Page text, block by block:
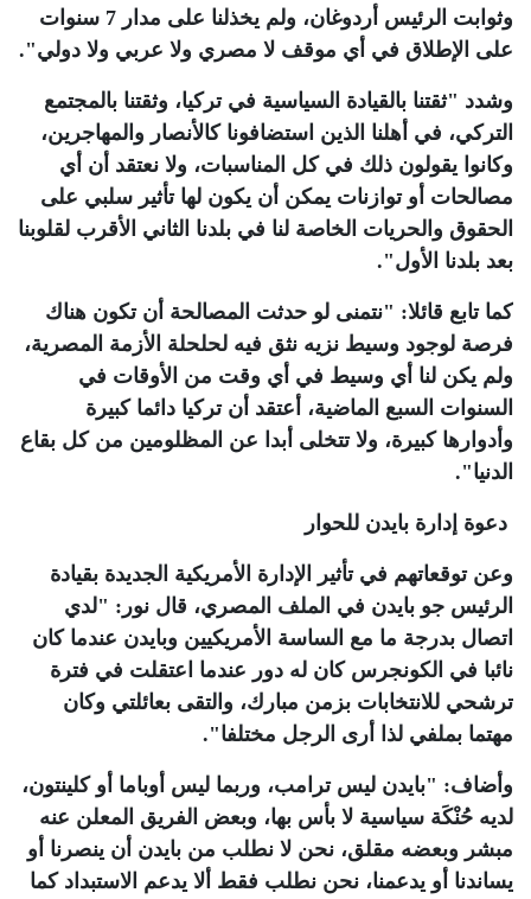
وثوابت الرئيس أردوغان، ولم يخذلنا على مدار 7 سنوات
على الإطلاق في أي موقف لا مصري ولا عربي ولا دولي".
وشدد "ثقتنا بالقيادة السياسية في تركيا، وثقتنا بالمجتمع
التركي، في أهلنا الذين استضافونا كالأنصار والمهاجرين،
وكانوا يقولون ذلك في كل المناسبات، ولا نعتقد أن أي
مصالحات أو توازنات يمكن أن يكون لها تأثير سلبي على
الحقوق والحريات الخاصة لنا في بلدنا الثاني الأقرب لقلوبنا
بعد بلدنا الأول".
كما تابع قائلا: "نتمنى لو حدثت المصالحة أن تكون هناك
فرصة لوجود وسيط نزيه نثق فيه لحلحلة الأزمة المصرية،
ولم يكن لنا أي وسيط في أي وقت من الأوقات في
السنوات السبع الماضية، أعتقد أن تركيا دائما كبيرة
وأدوارها كبيرة، ولا تتخلى أبدا عن المظلومين من كل بقاع
الدنيا".
دعوة إدارة بايدن للحوار
وعن توقعاتهم في تأثير الإدارة الأمريكية الجديدة بقيادة
الرئيس جو بايدن في الملف المصري، قال نور: "لدي
اتصال بدرجة ما مع الساسة الأمريكيين وبايدن عندما كان
نائبا في الكونجرس كان له دور عندما اعتقلت في فترة
ترشحي للانتخابات بزمن مبارك، والتقى بعائلتي وكان
مهتما بملفي لذا أرى الرجل مختلفا".
وأضاف: "بايدن ليس ترامب، وربما ليس أوباما أو كلينتون،
لديه حُنْكَة سياسية لا بأس بها، وبعض الفريق المعلن عنه
مبشر وبعضه مقلق، نحن لا نطلب من بايدن أن ينصرنا أو
يساندنا أو يدعمنا، نحن نطلب فقط ألا يدعم الاستبداد كما